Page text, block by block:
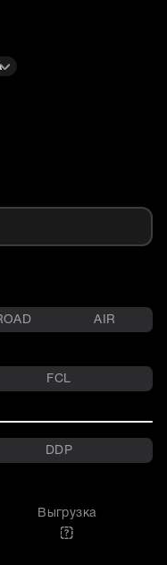
AIR
FCL
DDP
Выгрузка